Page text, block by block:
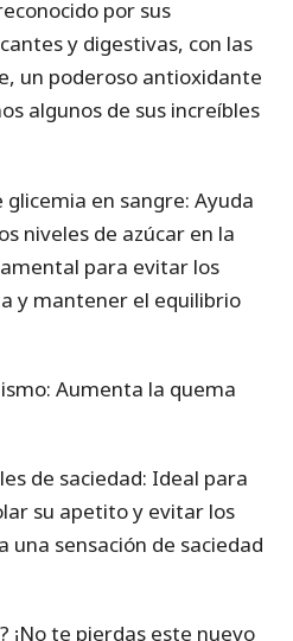
por sus
y digestivas, con las
un poderoso antioxidante
algunos de sus increíbles
glicemia en sangre: Ayuda
niveles de azúcar en la
para evitar los
y mantener el equilibrio
Aumenta la quema
de saciedad: Ideal para
su apetito y evitar los
una sensación de saciedad
¡No te pierdas este nuevo